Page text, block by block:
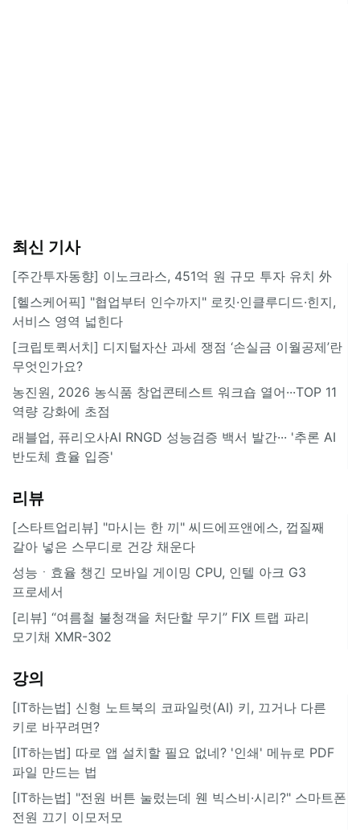
최신 기사
[주간투자동향] 이노크라스, 451억 원 규모 투자 유치 外
[헬스케어픽] "협업부터 인수까지" 로킷·인클루디드·힌지,
서비스 영역 넓힌다
[크립토퀵서치] 디지털자산 과세 쟁점 ‘손실금 이월공제’란
무엇인가요?
농진원, 2026 농식품 창업콘테스트 워크숍 열어···TOP 11
역량 강화에 초점
래블업, 퓨리오사AI RNGD 성능검증 백서 발간··· '추론 AI
반도체 효율 입증'
리뷰
[스타트업리뷰] "마시는 한 끼" 씨드에프앤에스, 껍질째
갈아 넣은 스무디로 건강 채운다
성능ㆍ효율 챙긴 모바일 게이밍 CPU, 인텔 아크 G3
프로세서
[리뷰] “여름철 불청객을 처단할 무기” FIX 트랩 파리
모기채 XMR-302
강의
[IT하는법] 신형 노트북의 코파일럿(AI) 키, 끄거나 다른
키로 바꾸려면?
[IT하는법] 따로 앱 설치할 필요 없네? '인쇄' 메뉴로 PDF
파일 만드는 법
[IT하는법] "전원 버튼 눌렀는데 웬 빅스비·시리?" 스마트폰
전원 끄기 이모저모